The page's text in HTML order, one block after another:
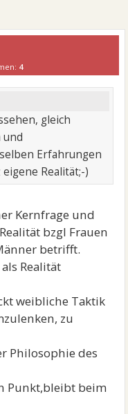
4
gleich
und
Erfahrungen
Realität;-)
Kernfrage und
bzgl Frauen
betrifft.
Realität
weibliche Taktik
zu
Philosophie des
Punkt,bleibt beim